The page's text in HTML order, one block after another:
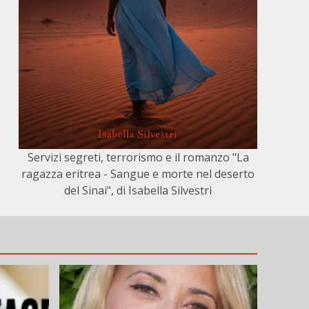
Servizi segreti, terrorismo e il romanzo "La
ragazza eritrea - Sangue e morte nel deserto
del Sinai", di Isabella Silvestri